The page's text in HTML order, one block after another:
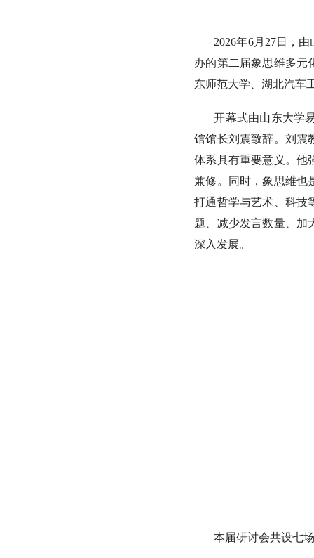
2026年6月27日，
办的第二届象思维多元
东师范大学、湖北汽车
开幕式由山东大学
馆馆长刘震致辞。刘震
体系具有重要意义。他
兼修。同时，象思维也
打通哲学与艺术、科技
题、减少发言数量、加
深入发展。
本届研讨会共设七